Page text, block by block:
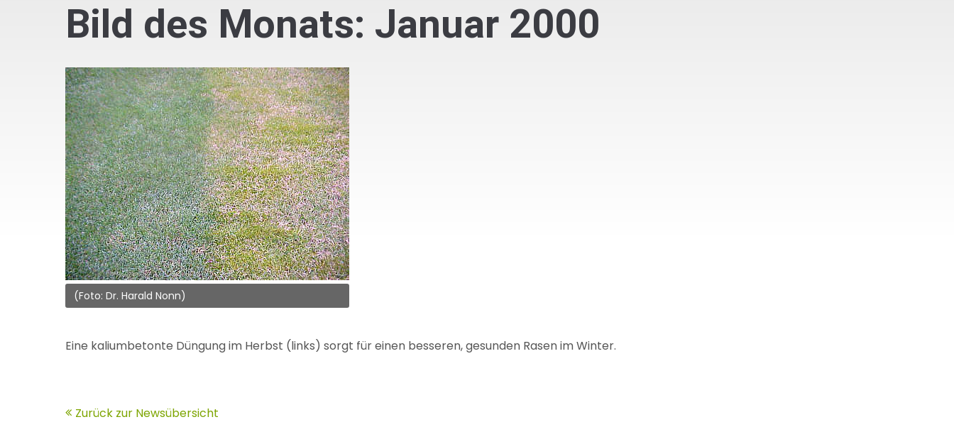
Bild des Monats: Januar 2000
(Foto: Dr. Harald Nonn)
Eine kaliumbetonte Düngung im Herbst (links) sorgt für einen besseren, gesunden Rasen im Winter.
Zurück zur Newsübersicht